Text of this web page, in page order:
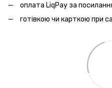
оплата LiqPay за
готівкою чи карткою при